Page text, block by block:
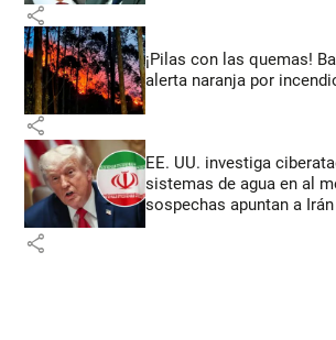
share
¡Pilas con las quemas!
alerta naranja por
share
EE. UU. investiga
sistemas de agua en al
sospechas apuntan a Irán
share